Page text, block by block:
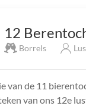
12
Borrels
van de 11
van ons 12e